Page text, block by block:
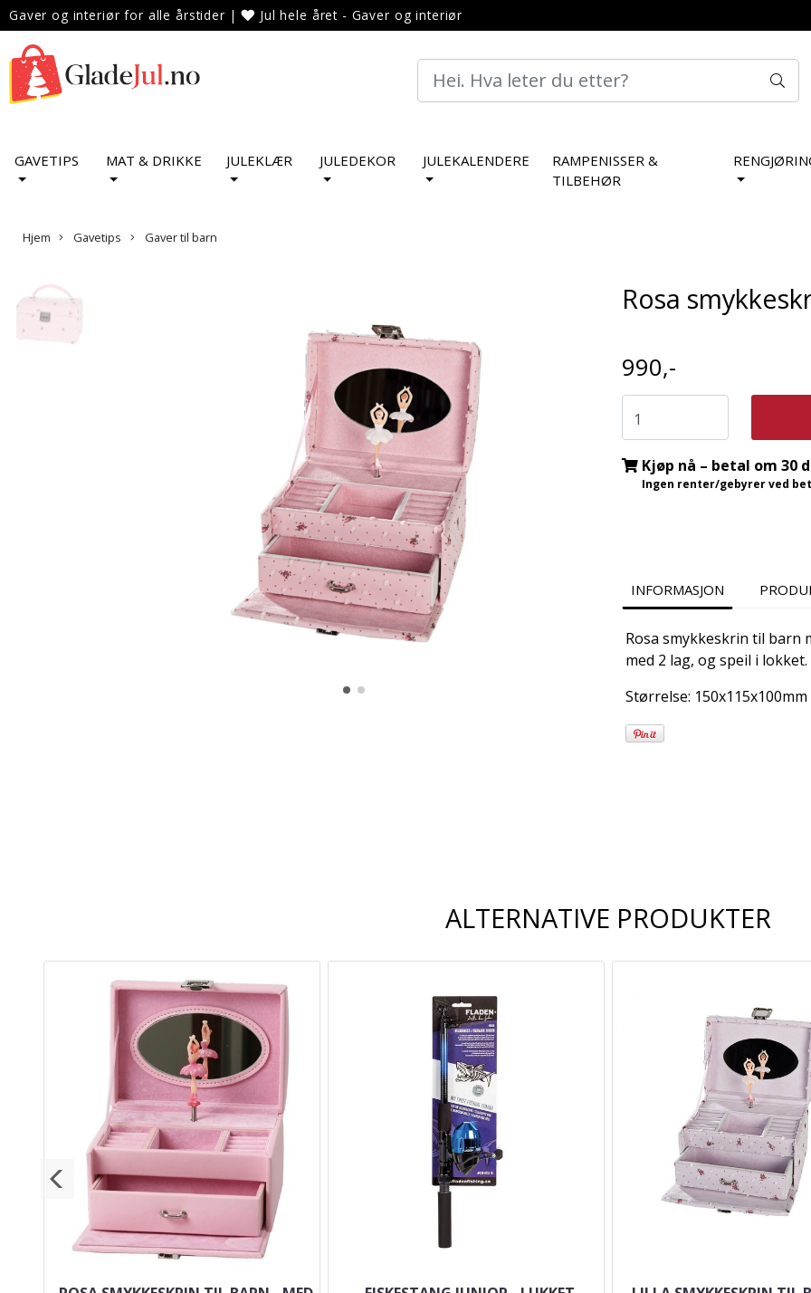
Gaver og interiør for alle årstider | Jul hele året - Gaver og interiør
GAVETIPS MAT & DRIKKE JULEKLÆR JULEDEKOR JULEKALENDERE
RAMPENISSER &
TILBEHØR
Hjem Gavetips Gaver til barn
Rosa
990,-
Kjøp nå – betal om 30
Ingen renter/gebyrer ved
INFORMASJON
Rosa smykkeskrin til barn
med 2 lag, og speil i lokket.
Størrelse: 150x115x100mm
ALTERNATIVE PRODUKTER